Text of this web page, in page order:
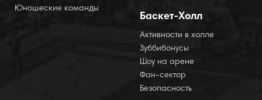
Юношеские команды
Баскет-Холл
Активности в холле
Зуббибонусы
Шоу на арене
Фан-сектор
Безопасность